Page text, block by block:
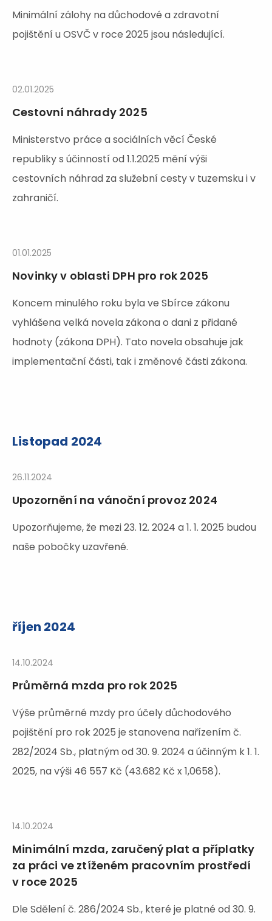
Minimální zálohy na důchodové a zdravotní
pojištění u OSVČ v roce 2025 jsou následující.
02.01.2025
Cestovní náhrady 2025
Ministerstvo práce a sociálních věcí České
republiky s účinností od 1.1.2025 mění výši
cestovních náhrad za služební cesty v tuzemsku i v
zahraničí.
01.01.2025
Novinky v oblasti DPH pro rok 2025
Koncem minulého roku byla ve Sbírce zákonu
vyhlášena velká novela zákona o dani z přidané
hodnoty (zákona DPH). Tato novela obsahuje jak
implementační části, tak i změnové části zákona.
Listopad 2024
26.11.2024
Upozornění na vánoční provoz 2024
Upozorňujeme, že mezi 23. 12. 2024 a 1. 1. 2025 budou
naše pobočky uzavřené.
říjen 2024
14.10.2024
Průměrná mzda pro rok 2025
Výše průměrné mzdy pro účely důchodového
pojištění pro rok 2025 je stanovena nařízením č.
282/2024 Sb., platným od 30. 9. 2024 a účinným k 1. 1.
2025, na výši 46 557 Kč (43.682 Kč x 1,0658).
14.10.2024
Minimální mzda, zaručený plat a příplatky
za práci ve ztíženém pracovním prostředí
v roce 2025
Dle Sdělení č. 286/2024 Sb., které je platné od 30. 9.